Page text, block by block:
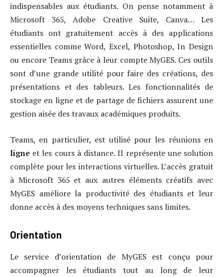
indispensables aux étudiants. On pense notamment à
Microsoft 365, Adobe Creative Suite, Canva… Les
étudiants ont gratuitement accès à des applications
essentielles comme Word, Excel, Photoshop, In Design
ou encore Teams grâce à leur compte MyGES. Ces outils
sont d’une grande utilité pour faire des créations, des
présentations et des tableurs. Les fonctionnalités de
stockage en ligne et de partage de fichiers assurent une
gestion aisée des travaux académiques produits.
Teams, en particulier, est utilisé pour les réunions en
ligne et les cours à distance. Il représente une solution
complète pour les interactions virtuelles. L’accès gratuit
à Microsoft 365 et aux autres éléments créatifs avec
MyGES améliore la productivité des étudiants et leur
donne accès à des moyens techniques sans limites.
Orientation
Le service d’orientation de MyGES est conçu pour
accompagner les étudiants tout au long de leur